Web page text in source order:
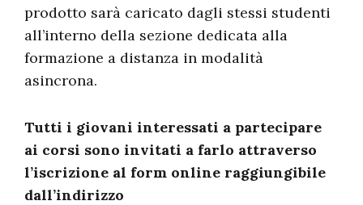
prodotto sarà caricato dagli stessi studenti
all’interno della sezione dedicata alla
formazione a distanza in modalità
asincrona.
Tutti i giovani interessati a partecipare
ai corsi sono invitati a farlo attraverso
l’iscrizione al form online raggiungibile
dall’indirizzo